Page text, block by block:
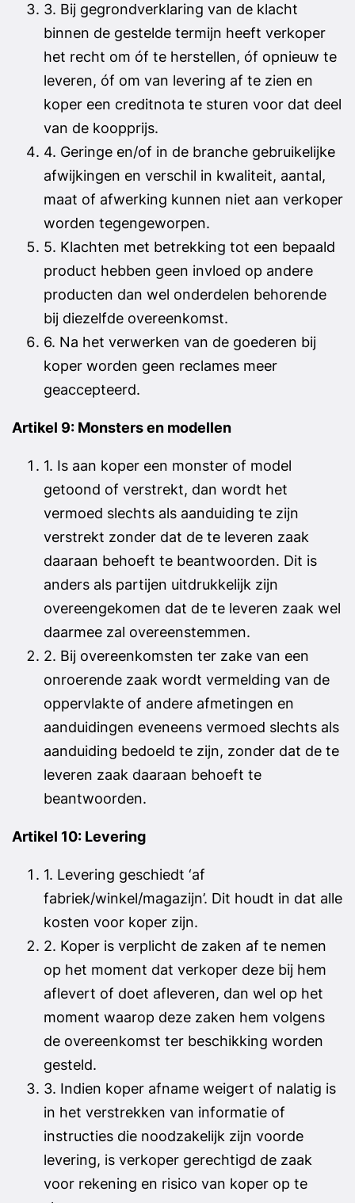
3. Bij gegrondverklaring van de klacht
binnen de gestelde termijn heeft verkoper
het recht om óf te herstellen, óf opnieuw te
leveren, óf om van levering af te zien en
koper een creditnota te sturen voor dat deel
van de koopprijs.
4. Geringe en/of in de branche gebruikelijke
afwijkingen en verschil in kwaliteit, aantal,
maat of afwerking kunnen niet aan verkoper
worden tegengeworpen.
5. Klachten met betrekking tot een bepaald
product hebben geen invloed op andere
producten dan wel onderdelen behorende
bij diezelfde overeenkomst.
6. Na het verwerken van de goederen bij
koper worden geen reclames meer
geaccepteerd.
Artikel 9: Monsters en modellen
1. Is aan koper een monster of model
getoond of verstrekt, dan wordt het
vermoed slechts als aanduiding te zijn
verstrekt zonder dat de te leveren zaak
daaraan behoeft te beantwoorden. Dit is
anders als partijen uitdrukkelijk zijn
overeengekomen dat de te leveren zaak wel
daarmee zal overeenstemmen.
2. Bij overeenkomsten ter zake van een
onroerende zaak wordt vermelding van de
oppervlakte of andere afmetingen en
aanduidingen eveneens vermoed slechts als
aanduiding bedoeld te zijn, zonder dat de te
leveren zaak daaraan behoeft te
beantwoorden.
Artikel 10: Levering
1. Levering geschiedt ‘af
fabriek/winkel/magazijn’. Dit houdt in dat alle
kosten voor koper zijn.
2. Koper is verplicht de zaken af te nemen
op het moment dat verkoper deze bij hem
aflevert of doet afleveren, dan wel op het
moment waarop deze zaken hem volgens
de overeenkomst ter beschikking worden
gesteld.
3. Indien koper afname weigert of nalatig is
in het verstrekken van informatie of
instructies die noodzakelijk zijn voorde
levering, is verkoper gerechtigd de zaak
voor rekening en risico van koper op te